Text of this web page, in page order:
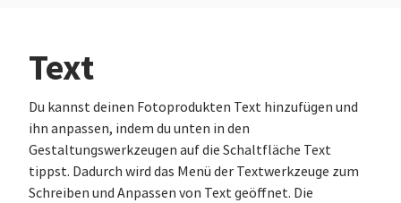
Text
Du kannst deinen Fotoprodukten Text hinzufügen und
ihn anpassen, indem du unten in den
Gestaltungswerkzeugen auf die Schaltfläche Text
tippst. Dadurch wird das Menü der Textwerkzeuge zum
Schreiben und Anpassen von Text geöffnet. Die